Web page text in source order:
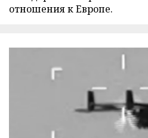
отношения к Европе.